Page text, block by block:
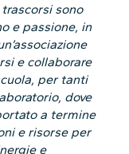
sono
e passione, in
e collaborare
per tanti
dove
a termine
e risorse per
e